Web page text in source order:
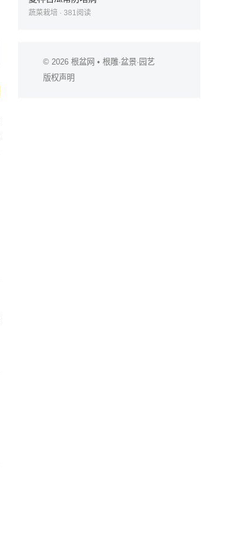
蔬菜栽培 · 381阅读
© 2026 根盆网 • 根雕·盆景·园艺
版权声明